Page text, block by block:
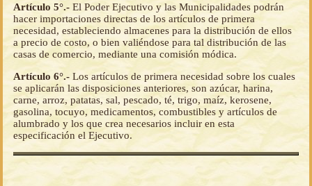
Artículo 5°.- El Poder Ejecutivo y las Municipalidades podrán
hacer importaciones directas de los artículos de primera
necesidad, estableciendo almacenes para la distribución de ellos
a precio de costo, o bien valiéndose para tal distribución de las
casas de comercio, mediante una comisión módica.
Artículo 6°.- Los artículos de primera necesidad sobre los cuales
se aplicarán las disposiciones anteriores, son azúcar, harina,
carne, arroz, patatas, sal, pescado, té, trigo, maíz, kerosene,
gasolina, tocuyo, medicamentos, combustibles y artículos de
alumbrado y los que crea necesarios incluir en esta
especificación el Ejecutivo.